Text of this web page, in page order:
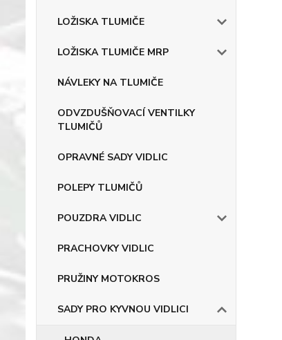
LOŽISKA TLUMIČE
LOŽISKA TLUMIČE MRP
NÁVLEKY NA TLUMIČE
ODVZDUŠŇOVACÍ VENTILKY
TLUMIČŮ
OPRAVNÉ SADY VIDLIC
POLEPY TLUMIČŮ
POUZDRA VIDLIC
PRACHOVKY VIDLIC
PRUŽINY MOTOKROS
SADY PRO KYVNOU VIDLICI